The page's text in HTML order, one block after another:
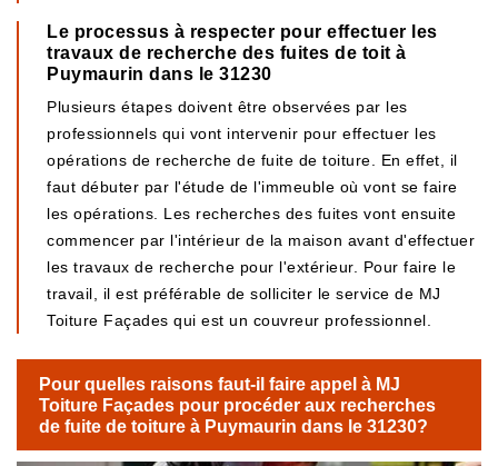
Le processus à respecter pour effectuer les
travaux de recherche des fuites de toit à
Puymaurin dans le 31230
Plusieurs étapes doivent être observées par les
professionnels qui vont intervenir pour effectuer les
opérations de recherche de fuite de toiture. En effet, il
faut débuter par l'étude de l'immeuble où vont se faire
les opérations. Les recherches des fuites vont ensuite
commencer par l'intérieur de la maison avant d'effectuer
les travaux de recherche pour l'extérieur. Pour faire le
travail, il est préférable de solliciter le service de MJ
Toiture Façades qui est un couvreur professionnel.
Pour quelles raisons faut-il faire appel à MJ
Toiture Façades pour procéder aux recherches
de fuite de toiture à Puymaurin dans le 31230?